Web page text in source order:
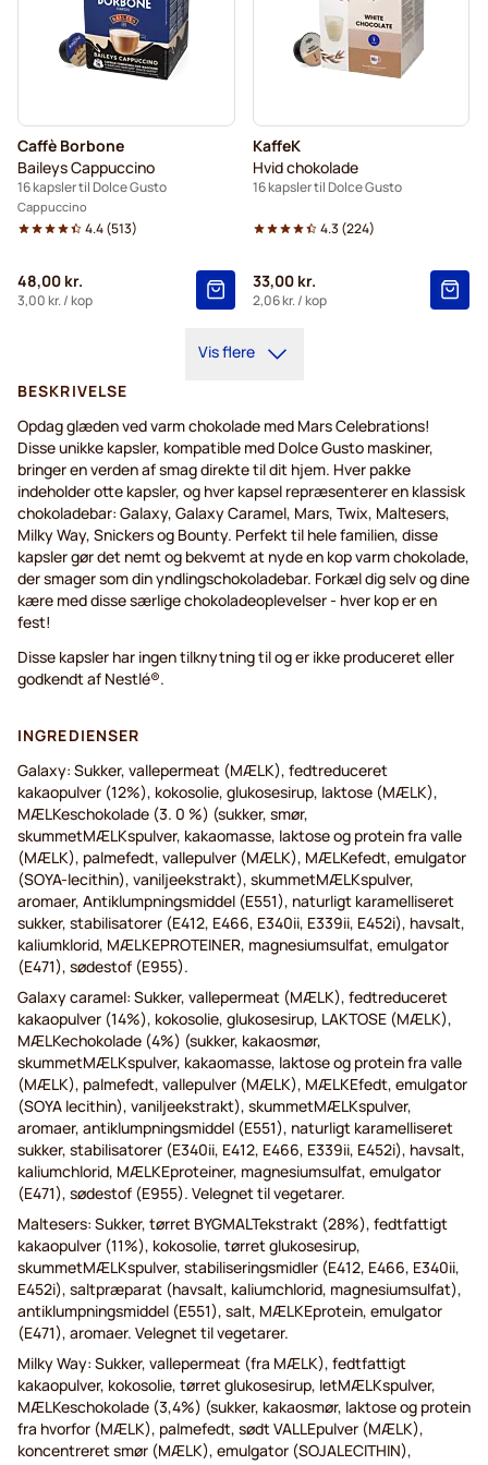
Caffè Borbone
Baileys Cappuccino
16 kapsler til Dolce Gusto
Cappuccino
4.4(513)
48,00 kr.
3,00 kr./ kop
KaffeK
Hvid chokolade
16 kapsler til Dolce Gusto
4.3 (224)
33,00 kr.
2,06 kr./ kop
Vis flere
BESKRIVELSE
Opdag glæden ved varm chokolade med Mars Celebrations!
Disse unikke kapsler, kompatible med Dolce Gusto maskiner,
bringer en verden af smag direkte til dit hjem. Hver pakke
indeholder otte kapsler, og hver kapsel repræsenterer en klassisk
chokoladebar: Galaxy, Galaxy Caramel, Mars, Twix, Maltesers,
Milky Way, Snickers og Bounty. Perfekt til hele familien, disse
kapsler gør det nemt og bekvemt at nyde en kop varm chokolade,
der smager som din yndlingschokoladebar. Forkæl dig selv og dine
kære med disse særlige chokoladeoplevelser - hver kop er en
fest!
Disse kapsler har ingen tilknytning til og er ikke produceret eller
godkendt af Nestlé®.
INGREDIENSER
Galaxy: Sukker, vallepermeat (MÆLK), fedtreduceret
kakaopulver (12%), kokosolie, glukosesirup, laktose (MÆLK),
MÆLKeschokolade (3. 0 %) (sukker, smør,
skummetMÆLKspulver, kakaomasse, laktose og protein fra valle
(MÆLK), palmefedt, vallepulver (MÆLK), MÆLKefedt, emulgator
(SOYA-lecithin), vaniljeekstrakt), skummetMÆLKspulver,
aromaer, Antiklumpningsmiddel (E551), naturligt karamelliseret
sukker, stabilisatorer (E412, E466, E340ii, E339ii, E452i), havsalt,
kaliumklorid, MÆLKEPROTEINER, magnesiumsulfat, emulgator
(E471), sødestof (E955).
Galaxy caramel: Sukker, vallepermeat (MÆLK), fedtreduceret
kakaopulver (14%), kokosolie, glukosesirup, LAKTOSE (MÆLK),
MÆLKechokolade (4%) (sukker, kakaosmør,
skummetMÆLKspulver, kakaomasse, laktose og protein fra valle
(MÆLK), palmefedt, vallepulver (MÆLK), MÆLKEfedt, emulgator
(SOYA lecithin), vaniljeekstrakt), skummetMÆLKspulver,
aromaer, antiklumpningsmiddel (E551), naturligt karamelliseret
sukker, stabilisatorer (E340ii, E412, E466, E339ii, E452i), havsalt,
kaliumchlorid, MÆLKEproteiner, magnesiumsulfat, emulgator
(E471), sødestof (E955). Velegnet til vegetarer.
Maltesers: Sukker, tørret BYGMALTekstrakt (28%), fedtfattigt
kakaopulver (11%), kokosolie, tørret glukosesirup,
skummetMÆLKspulver, stabiliseringsmidler (E412, E466, E340ii,
E452i), saltpræparat (havsalt, kaliumchlorid, magnesiumsulfat),
antiklumpningsmiddel (E551), salt, MÆLKEprotein, emulgator
(E471), aromaer. Velegnet til vegetarer.
Milky Way: Sukker, vallepermeat (fra MÆLK), fedtfattigt
kakaopulver, kokosolie, tørret glukosesirup, letMÆLKspulver,
MÆLKeschokolade (3,4%) (sukker, kakaosmør, laktose og protein
fra hvorfor (MÆLK), palmefedt, sødt VALLEpulver (MÆLK),
koncentreret smør (MÆLK), emulgator (SOJALECITHIN),